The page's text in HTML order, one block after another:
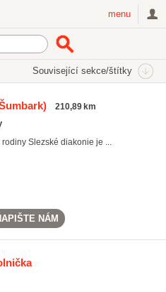
menu
Související sekce/štítky
a ošetřovatelské služby
210,89 km
Slezské diakonie je ...
NÁM